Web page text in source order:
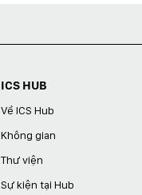
ICS HUB
Về ICS Hub
Không gian
Thư viện
Sự kiện tại Hub